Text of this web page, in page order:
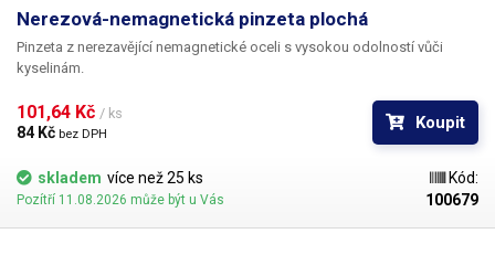
Nerezová-nemagnetická pinzeta plochá
Pinzeta z nerezavějící nemagnetické oceli s vysokou odolností vůči
kyselinám.
101,64 Kč / ks
84 Kč bez DPH
Koupit
skladem více než 25 ks
Pozítří 11.08.2026 může být u Vás
Kód:
100679